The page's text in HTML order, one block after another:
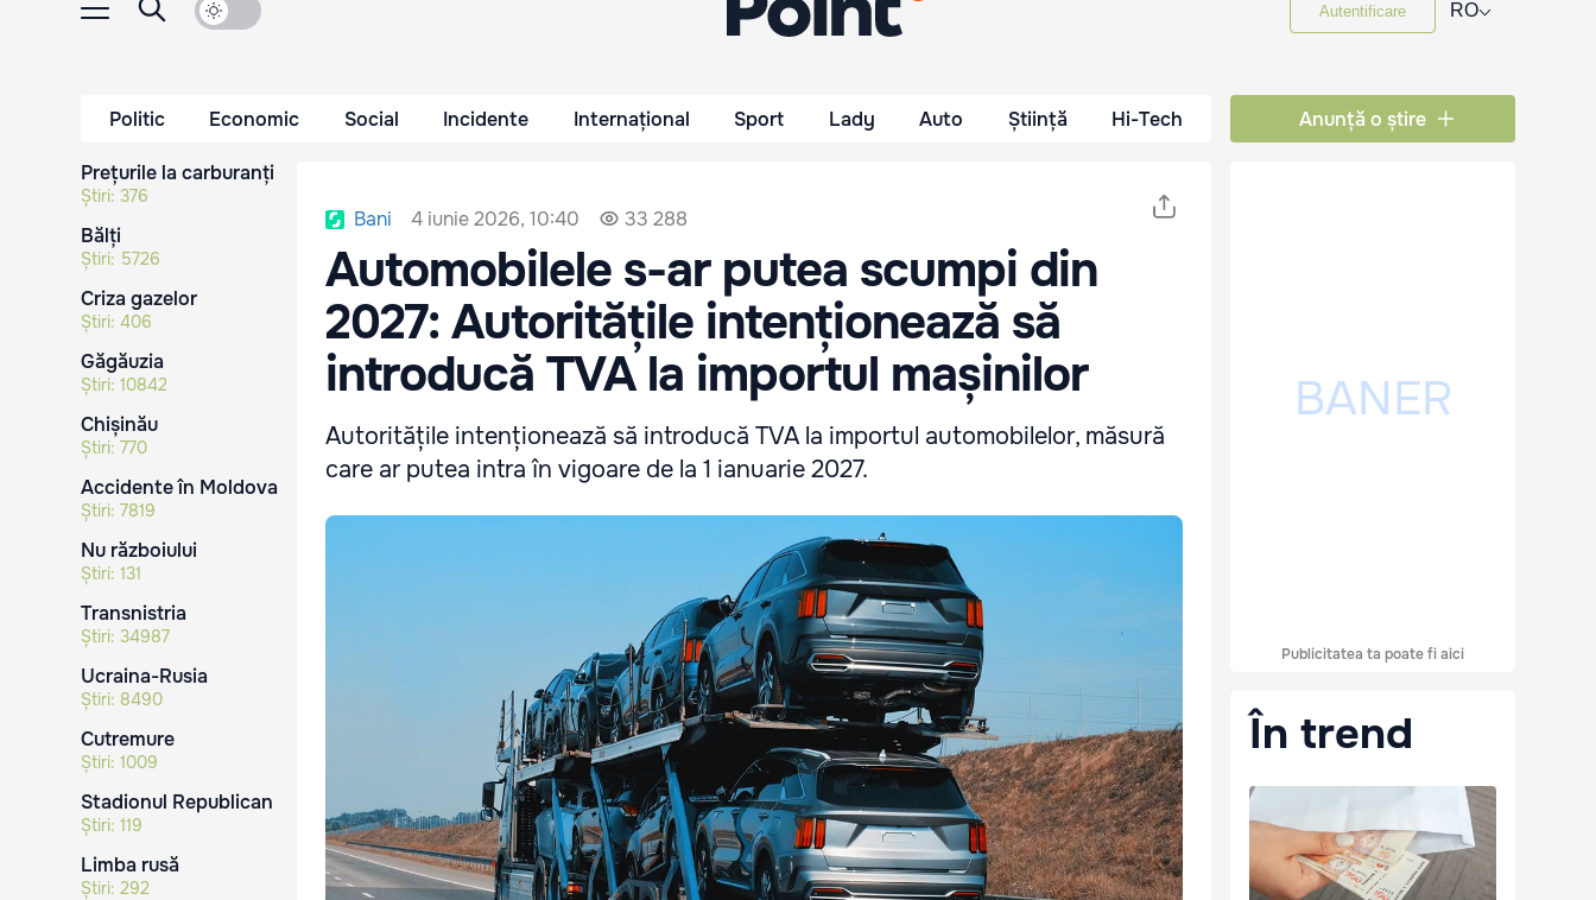
Autentificare RO⌵
Politic Economic Social Incidente Internațional Sport Lady Auto Știință Hi-Tech Anunță o știre
Prețurile la carburanți
Știri: 376
Bălți
Știri: 5726
Criza gazelor
Știri: 406
Găgăuzia
Știri: 10842
Chișinău
Știri: 770
Accidente în Moldova
Știri: 7819
Nu războiului
Știri: 131
Transnistria
Știri: 34987
Ucraina-Rusia
Știri: 8490
Cutremure
Știri: 1009
Stadionul Republican
Știri: 119
Limba rusă
Știri: 292
Bani 4 iunie 2026, 10:40 33 288
Automobilele s-ar putea scumpi din
2027: Autoritățile intenționează să
introducă TVA la importul mașinilor
Autoritățile intenționează să introducă TVA la importul automobilelor, măsură
care ar putea intra în vigoare de la 1 ianuarie 2027.
Publicitatea ta poate fi aici
În trend